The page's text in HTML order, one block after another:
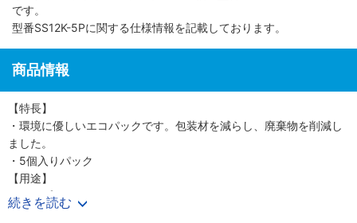
です。
型番SS12K-5Pに関する仕様情報を記載しております。
商品情報
【特長】
・環境に優しいエコパックです。包装材を減らし、廃棄物を削減し
ました。
・5個入りパック
【用途】
・テープのまとめ買いに。
【商品仕様】
続きを読む